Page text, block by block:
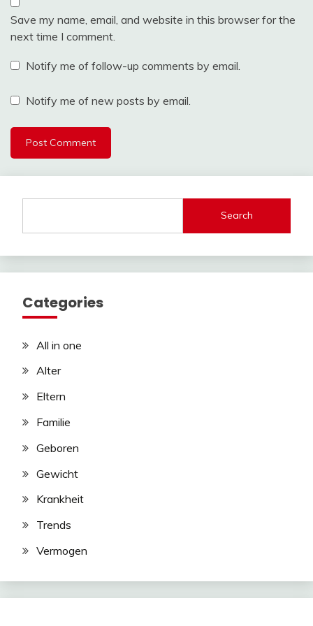
Save my name, email, and website in this browser for the
next time I comment.
Notify me of follow-up comments by email.
Notify me of new posts by email.
Search
Categories
All in one
Alter
Eltern
Familie
Geboren
Gewicht
Krankheit
Trends
Vermogen